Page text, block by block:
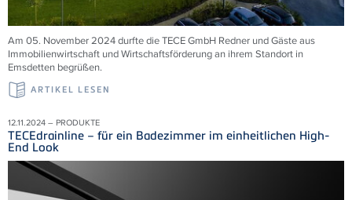
Am 05. November 2024 durfte die TECE GmbH Redner und Gäste aus
Immobilienwirtschaft und Wirtschaftsförderung an ihrem Standort in
Emsdetten begrüßen.
ARTIKEL LESEN
12.11.2024 – PRODUKTE
TECEdrainline – für ein Badezimmer im einheitlichen High-
End Look